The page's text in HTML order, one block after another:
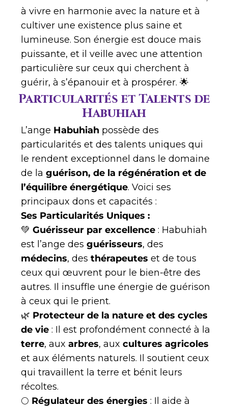
à vivre en harmonie avec la nature et à
cultiver une existence plus saine et
lumineuse. Son énergie est douce mais
puissante, et il veille avec une attention
particulière sur ceux qui cherchent à
guérir, à s’épanouir et à prospérer. 🌟
Particularités et Talents de
Habuhiah
L’ange Habuhiah possède des
particularités et des talents uniques qui
le rendent exceptionnel dans le domaine
de la guérison, de la régénération et de
l’équilibre énergétique. Voici ses
principaux dons et capacités :
Ses Particularités Uniques :
💚 Guérisseur par excellence : Habuhiah
est l’ange des guérisseurs, des
médecins, des thérapeutes et de tous
ceux qui œuvrent pour le bien-être des
autres. Il insuffle une énergie de guérison
à ceux qui le prient.
🌿 Protecteur de la nature et des cycles
de vie : Il est profondément connecté à la
terre, aux arbres, aux cultures agricoles
et aux éléments naturels. Il soutient ceux
qui travaillent la terre et bénit leurs
récoltes.
🌕 Régulateur des énergies : Il aide à